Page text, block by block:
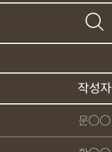
작성자
문○○